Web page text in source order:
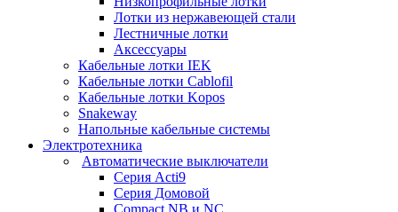
Лотки из нержавеющей стали
Лестничные лотки
Аксессуары
Кабельные лотки IEK
Кабельные лотки Cablofil
Кабельные лотки Kopos
Snakeway
Напольные кабельные системы
Электротехника
Автоматические выключатели
Серия Acti9
Серия Домовой
Compact NB и NC